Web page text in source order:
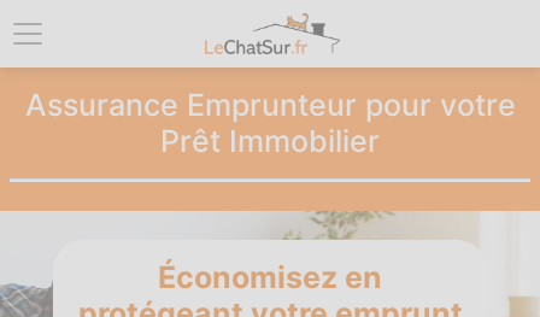
Assurance Emprunteur pour votre
Prêt Immobilier
Économisez en